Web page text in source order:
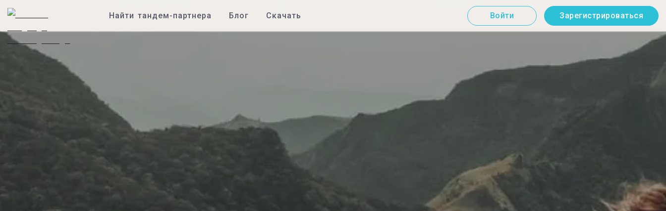
Найти тандем-партнера Блог Скачать Войти Зарегистрироваться